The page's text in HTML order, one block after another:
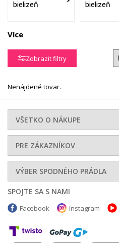
bielizeň
bielizeň
Župany
XXL -
veľkosti
Více
Zobrazit filtry
Nenájdené tovar.
VŠETKO O NÁKUPE
PRE ZÁKAZNÍKOV
VÝBER SPODNÉHO PRÁDLA
SPOJTE SA S NAMI
Facebook Instagram